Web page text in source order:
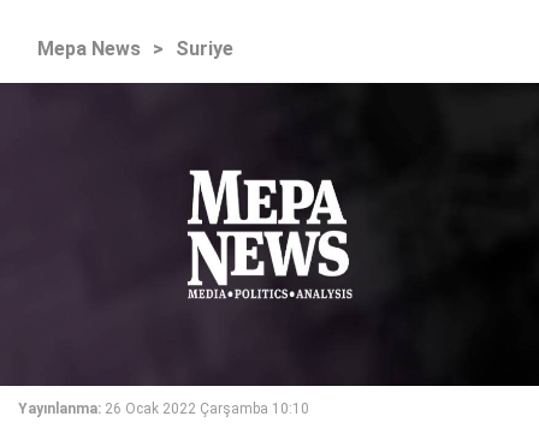
Mepa News > Suriye
Yayınlanma: 26 Ocak 2022 Çarşamba 10:10